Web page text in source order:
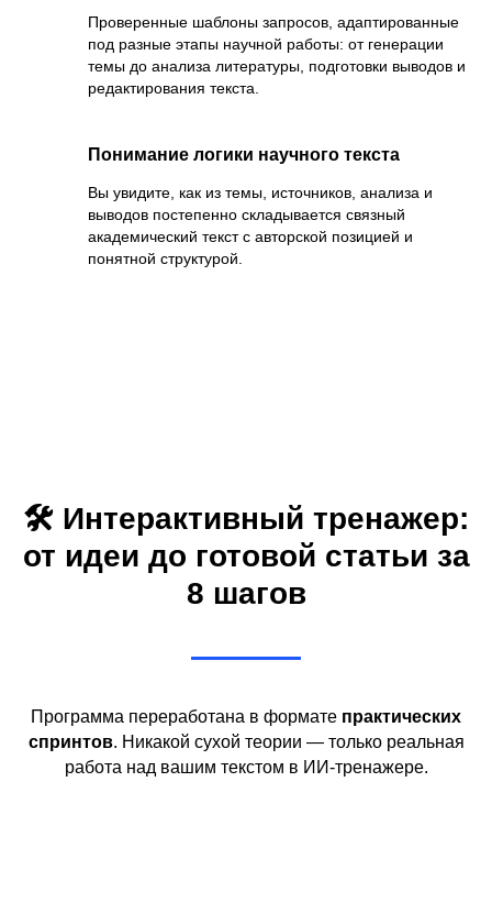
Проверенные шаблоны запросов, адаптированные
под разные этапы научной работы: от генерации
темы до анализа литературы, подготовки выводов и
редактирования текста.
Понимание логики научного текста
Вы увидите, как из темы, источников, анализа и
выводов постепенно складывается связный
академический текст с авторской позицией и
понятной структурой.
🛠️ Интерактивный тренажер:
от идеи до готовой статьи за
8 шагов
Программа переработана в формате практических
спринтов. Никакой сухой теории — только реальная
работа над вашим текстом в ИИ-тренажере.